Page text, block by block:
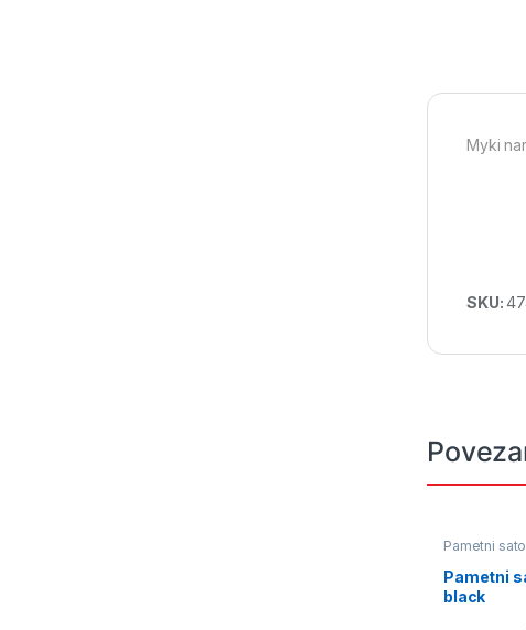
Myki
SKU:
Pametni
Pametni
black